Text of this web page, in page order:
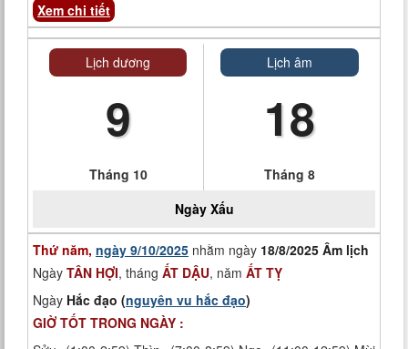
Xem chi tiết
Lịch dương
9
Tháng 10
Lịch âm
18
Tháng 8
Ngày Xấu
Thứ năm, ngày 9/10/2025 nhằm ngày 18/8/2025 Âm lịch
Ngày TÂN HỢI, tháng ẤT DẬU, năm ẤT TỴ
Ngày Hắc đạo (nguyên vu hắc đạo)
GIỜ TỐT TRONG NGÀY :